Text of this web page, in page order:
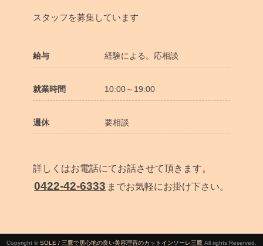
スタッフを募集しています
給与 経験による。応相談
就業時間 10:00～19:00
週休 要相談
詳しくはお電話にてお話させて頂きます。
0422-42-6333 までお気軽にお掛け下さい。
Copyright ©SOLE / 三鷹で居心地の良い美容理容のカットインソーレ三鷹 All rights Reserved.